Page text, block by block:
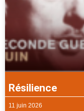
Résilience
11 juin 2026